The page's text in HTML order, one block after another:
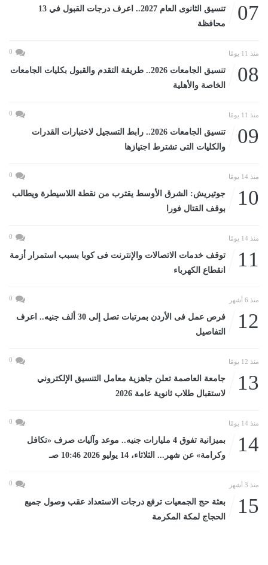
07
تنسيق الثانوى العام 2027.. اعرف درجات القبول في 13
محافظة
منذ 11 يومًا 0
08
تنسيق الجامعات 2026.. طريقة التقدم والقبول بكليات الجامعات
الخاصة والأهلية
منذ 11 يومًا 0
09
تنسيق الجامعات 2026.. رابط التسجيل لاختبارات القدرات
والكليات التى تشترط اجتيازها
منذ 14 يومًا 0
10
جوتيريش: الشرق الأوسط يقترب من نقطة اللاسيطرة ويطالب
بوقف القتال فورا
منذ 14 يومًا 0
11
توقف خدمات الاتصالات والإنترنت فى كوبا بسبب استمرار أزمة
انقطاع الكهرباء
منذ 6 أشهر 0
12
فرص عمل فى الأردن بمرتبات تصل إلى 30 ألف جنيه.. اعرف
التفاصيل
منذ 12 يومًا 0
13
جامعة العاصمة تعلن جاهزية معامل التنسيق الإلكتروني
لاستقبال طلاب ثانوية عامة 2026
منذ 14 يومًا 0
14
بميزانية تفوق 4 مليارات جنيه.. موعد وآليات صرف «تكافل
وكرامة» عن شهر... الثلاثاء، 14 يوليو 2026 10:46 صـ
منذ 3 أشهر 0
15
بعثة حج الجمعيات ترفع درجات الاستعداد عقب وصول جميع
الحجاج لمكة المكرمة